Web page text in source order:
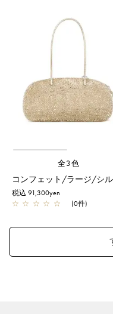
全3色
税込 91,300yen
☆ ☆ ☆ ☆ ☆ (0件)